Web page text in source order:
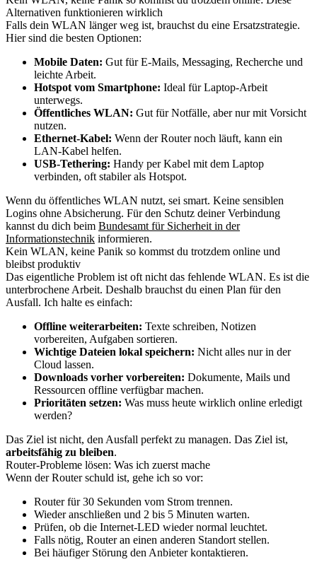
Alternativen funktionieren wirklich
Falls dein WLAN länger weg ist, brauchst du eine Ersatzstrategie.
Hier sind die besten Optionen:
Mobile Daten: Gut für E-Mails, Messaging, Recherche und
leichte Arbeit.
Hotspot vom Smartphone: Ideal für Laptop-Arbeit
unterwegs.
Öffentliches WLAN: Gut für Notfälle, aber nur mit Vorsicht
nutzen.
Ethernet-Kabel: Wenn der Router noch läuft, kann ein
LAN-Kabel helfen.
USB-Tethering: Handy per Kabel mit dem Laptop
verbinden, oft stabiler als Hotspot.
Wenn du öffentliches WLAN nutzt, sei smart. Keine sensiblen
Logins ohne Absicherung. Für den Schutz deiner Verbindung
kannst du dich beim Bundesamt für Sicherheit in der
Informationstechnik informieren.
Kein WLAN, keine Panik so kommst du trotzdem online und
bleibst produktiv
Das eigentliche Problem ist oft nicht das fehlende WLAN. Es ist die
unterbrochene Arbeit. Deshalb brauchst du einen Plan für den
Ausfall. Ich halte es einfach:
Offline weiterarbeiten: Texte schreiben, Notizen
vorbereiten, Aufgaben sortieren.
Wichtige Dateien lokal speichern: Nicht alles nur in der
Cloud lassen.
Downloads vorher vorbereiten: Dokumente, Mails und
Ressourcen offline verfügbar machen.
Prioritäten setzen: Was muss heute wirklich online erledigt
werden?
Das Ziel ist nicht, den Ausfall perfekt zu managen. Das Ziel ist,
arbeitsfähig zu bleiben.
Router-Probleme lösen: Was ich zuerst mache
Wenn der Router schuld ist, gehe ich so vor:
Router für 30 Sekunden vom Strom trennen.
Wieder anschließen und 2 bis 5 Minuten warten.
Prüfen, ob die Internet-LED wieder normal leuchtet.
Falls nötig, Router an einen anderen Standort stellen.
Bei häufiger Störung den Anbieter kontaktieren.